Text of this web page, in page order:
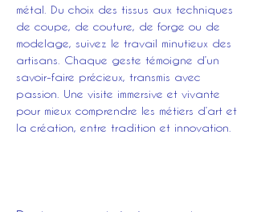
métal. Du choix des tissus aux techniques
de coupe, de couture, de forge ou de
modelage, suivez le travail minutieux des
artisans. Chaque geste témoigne d’un
savoir-faire précieux, transmis avec
passion. Une visite immersive et vivante
pour mieux comprendre les métiers d’art et
la création, entre tradition et innovation.